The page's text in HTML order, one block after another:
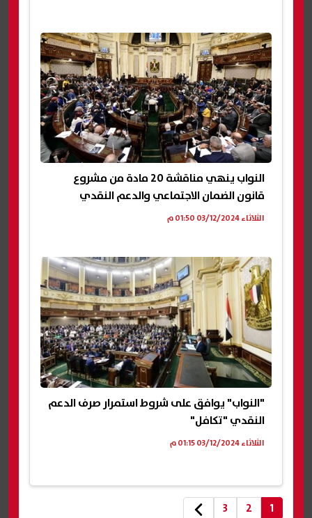
النواب ينهي مناقشة 20 مادة من مشروع
قانون الضمان الاجتماعي والدعم النقدي
الثلاثاء 03/12/2024 01:50 م
"النواب" يوافق على شروط استمرار صرف الدعم
النقدي "تكافل"
الثلاثاء 03/12/2024 01:15 م
1
2
3